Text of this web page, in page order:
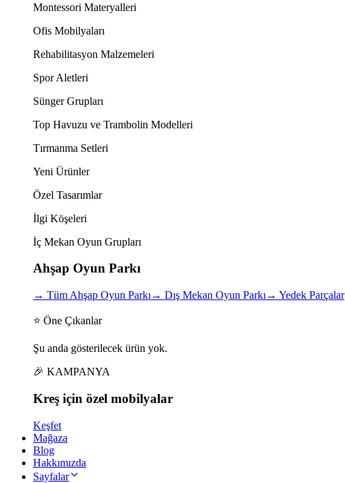
Montessori Materyalleri
Ofis Mobilyaları
Rehabilitasyon Malzemeleri
Spor Aletleri
Sünger Grupları
Top Havuzu ve Trambolin Modelleri
Tırmanma Setleri
Yeni Ürünler
Özel Tasarımlar
İlgi Köşeleri
İç Mekan Oyun Grupları
Ahşap Oyun Parkı
→ Tüm Ahşap Oyun Parkı → Dış Mekan Oyun Parkı → Yedek Parçalar
⭐ Öne Çıkanlar
Şu anda gösterilecek ürün yok.
🎉 KAMPANYA
Kreş için özel mobilyalar
Keşfet
Mağaza
Blog
Hakkımızda
Sayfalar